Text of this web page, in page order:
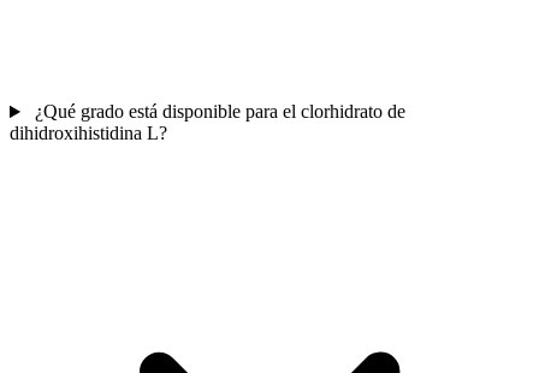
¿Qué grado está disponible para el clorhidrato de
dihidroxihistidina L?